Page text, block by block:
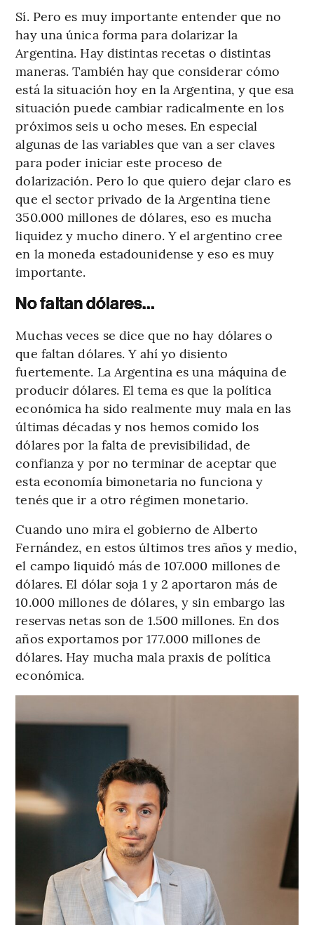
Sí. Pero es muy importante entender que no
hay una única forma para dolarizar la
Argentina. Hay distintas recetas o distintas
maneras. También hay que considerar cómo
está la situación hoy en la Argentina, y que esa
situación puede cambiar radicalmente en los
próximos seis u ocho meses. En especial
algunas de las variables que van a ser claves
para poder iniciar este proceso de
dolarización. Pero lo que quiero dejar claro es
que el sector privado de la Argentina tiene
350.000 millones de dólares, eso es mucha
liquidez y mucho dinero. Y el argentino cree
en la moneda estadounidense y eso es muy
importante.
No faltan dólares…
Muchas veces se dice que no hay dólares o
que faltan dólares. Y ahí yo disiento
fuertemente. La Argentina es una máquina de
producir dólares. El tema es que la política
económica ha sido realmente muy mala en las
últimas décadas y nos hemos comido los
dólares por la falta de previsibilidad, de
confianza y por no terminar de aceptar que
esta economía bimonetaria no funciona y
tenés que ir a otro régimen monetario.
Cuando uno mira el gobierno de Alberto
Fernández, en estos últimos tres años y medio,
el campo liquidó más de 107.000 millones de
dólares. El dólar soja 1 y 2 aportaron más de
10.000 millones de dólares, y sin embargo las
reservas netas son de 1.500 millones. En dos
años exportamos por 177.000 millones de
dólares. Hay mucha mala praxis de política
económica.